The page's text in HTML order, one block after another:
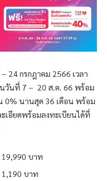
24 กรกฎาคม 2566 เวลา
นวันที่ 7 – 20 ส.ค. 66 พร้อม
0% นานสุด 36 เดือน พร้อม
เอียดพร้อมลงทะเบียนได้ที่
บาท
1,190 บาท